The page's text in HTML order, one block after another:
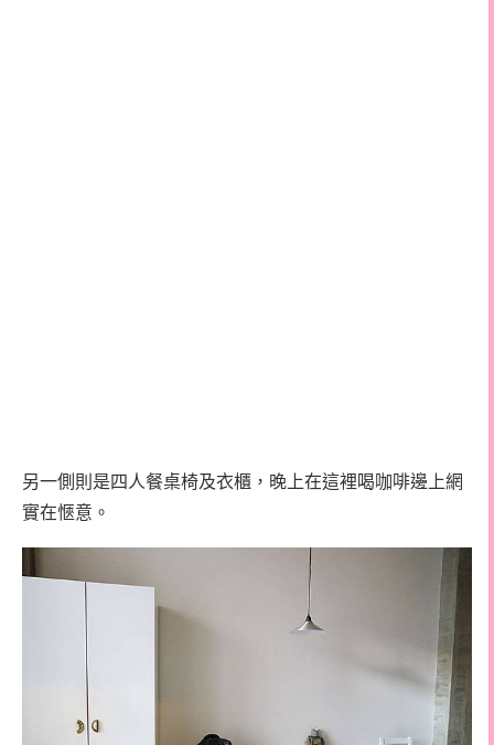
另一側則是四人餐桌椅及衣櫃，晚上在這裡喝咖啡邊上網
實在愜意。